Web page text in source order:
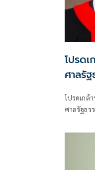
โปรด
ศาลรั
โปรดเกล้
ศาลรัฐธ
กรกฎาคม